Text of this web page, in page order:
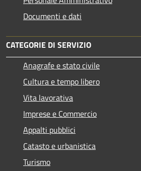
Documenti e dati
CATEGORIE DI SERVIZIO
Anagrafe e stato civile
Cultura e tempo libero
Vita lavorativa
Imprese e Commercio
Appalti pubblici
Catasto e urbanistica
Turismo